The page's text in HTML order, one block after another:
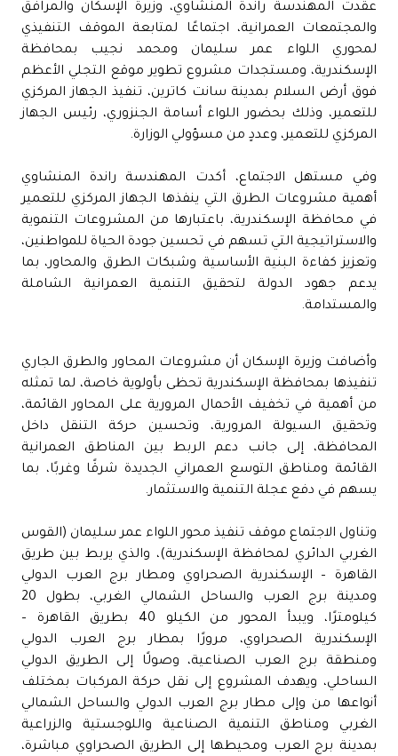
عقدت المهندسة راندة المنشاوي، وزيرة الإسكان والمرافق
والمجتمعات العمرانية، اجتماعًا لمتابعة الموقف التنفيذي
لمحوري اللواء عمر سليمان ومحمد نجيب بمحافظة
الإسكندرية، ومستجدات مشروع تطوير موقع التجلي الأعظم
فوق أرض السلام بمدينة سانت كاترين، تنفيذ الجهاز المركزي
للتعمير، وذلك بحضور اللواء أسامة الجنزوري، رئيس الجهاز
المركزي للتعمير، وعددٍ من مسؤولي الوزارة.
وفي مستهل الاجتماع، أكدت المهندسة راندة المنشاوي
أهمية مشروعات الطرق التي ينفذها الجهاز المركزي للتعمير
في محافظة الإسكندرية، باعتبارها من المشروعات التنموية
والاستراتيجية التي تسهم في تحسين جودة الحياة للمواطنين،
وتعزيز كفاءة البنية الأساسية وشبكات الطرق والمحاور، بما
يدعم جهود الدولة لتحقيق التنمية العمرانية الشاملة
والمستدامة.
وأضافت وزيرة الإسكان أن مشروعات المحاور والطرق الجاري
تنفيذها بمحافظة الإسكندرية تحظى بأولوية خاصة، لما تمثله
من أهمية في تخفيف الأحمال المرورية على المحاور القائمة،
وتحقيق السيولة المرورية، وتحسين حركة التنقل داخل
المحافظة، إلى جانب دعم الربط بين المناطق العمرانية
القائمة ومناطق التوسع العمراني الجديدة شرقًا وغربًا، بما
يسهم في دفع عجلة التنمية والاستثمار.
وتناول الاجتماع موقف تنفيذ محور اللواء عمر سليمان (القوس
الغربي الدائري لمحافظة الإسكندرية)، والذي يربط بين طريق
القاهرة – الإسكندرية الصحراوي ومطار برج العرب الدولي
ومدينة برج العرب والساحل الشمالي الغربي، بطول 20
كيلومترًا، ويبدأ المحور من الكيلو 40 بطريق القاهرة –
الإسكندرية الصحراوي، مرورًا بمطار برج العرب الدولي
ومنطقة برج العرب الصناعية، وصولًا إلى الطريق الدولي
الساحلي، ويهدف المشروع إلى نقل حركة المركبات بمختلف
أنواعها من وإلى مطار برج العرب الدولي والساحل الشمالي
الغربي ومناطق التنمية الصناعية واللوجستية والزراعية
بمدينة برج العرب ومحيطها إلى الطريق الصحراوي مباشرة،